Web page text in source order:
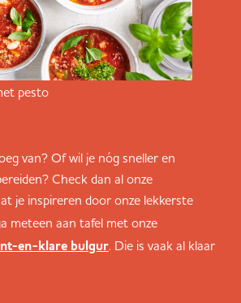
pesto
van? Of wil je nóg sneller en
Check dan al onze
je inspireren door onze lekkerste
meteen aan tafel met onze
en-klare bulgur. Die is vaak al klaar